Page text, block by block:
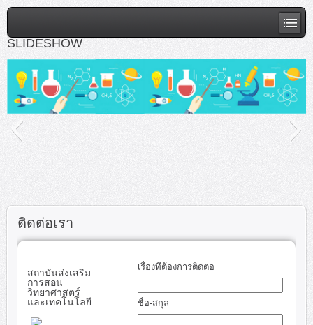
SLIDESHOW
222
ติดต่อเรา
สถาบันส่งเสริม
การสอน
วิทยาศาสตร์
และเทคโนโลยี
เรื่องทีต้องการติดต่อ
ชื่อ-สกุล